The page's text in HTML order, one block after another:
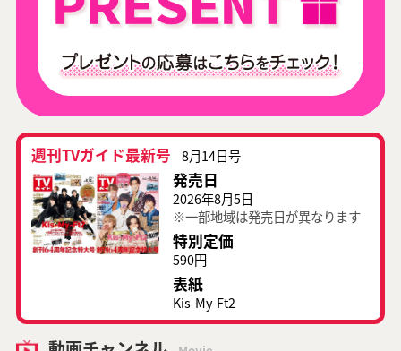
週刊TVガイド最新号 8月14日号
発売日
2026年8月5日
※一部地域は発売日が異なります
特別定価
590円
表紙
Kis-My-Ft2